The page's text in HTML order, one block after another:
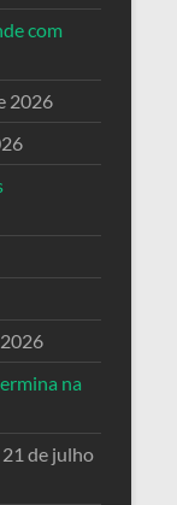
com
2026
na
21 de julho